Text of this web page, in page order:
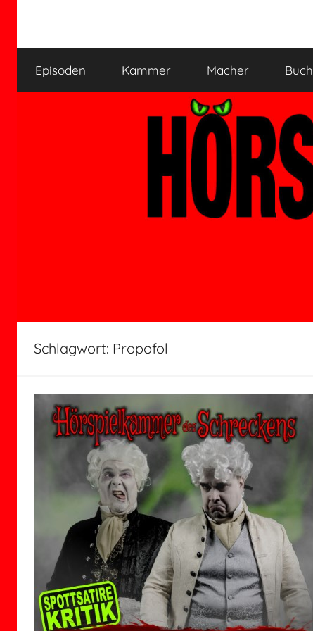
springen
HÖRSPIELKAMMER
verjährt
nicht!
Episoden Kammer Macher Buch
Schlagwort: Propofol